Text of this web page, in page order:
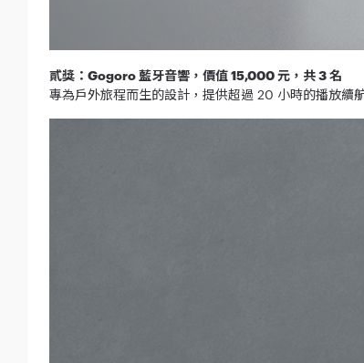
貳獎：Gogoro 藍牙音響，價值 15,000 元，共 3 名
專為戶外旅程而生的設計，提供超過 20 小時的播放續